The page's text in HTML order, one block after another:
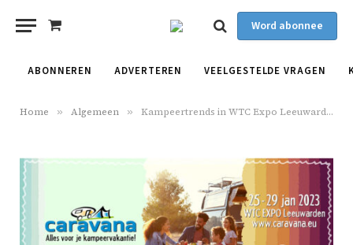
Shopping
Word abonnee
ABONNEREN ADVERTEREN VEELGESTELDE VRAGEN
Home » Algemeen » Kampeertrends in WTC Expo Leeuwarden